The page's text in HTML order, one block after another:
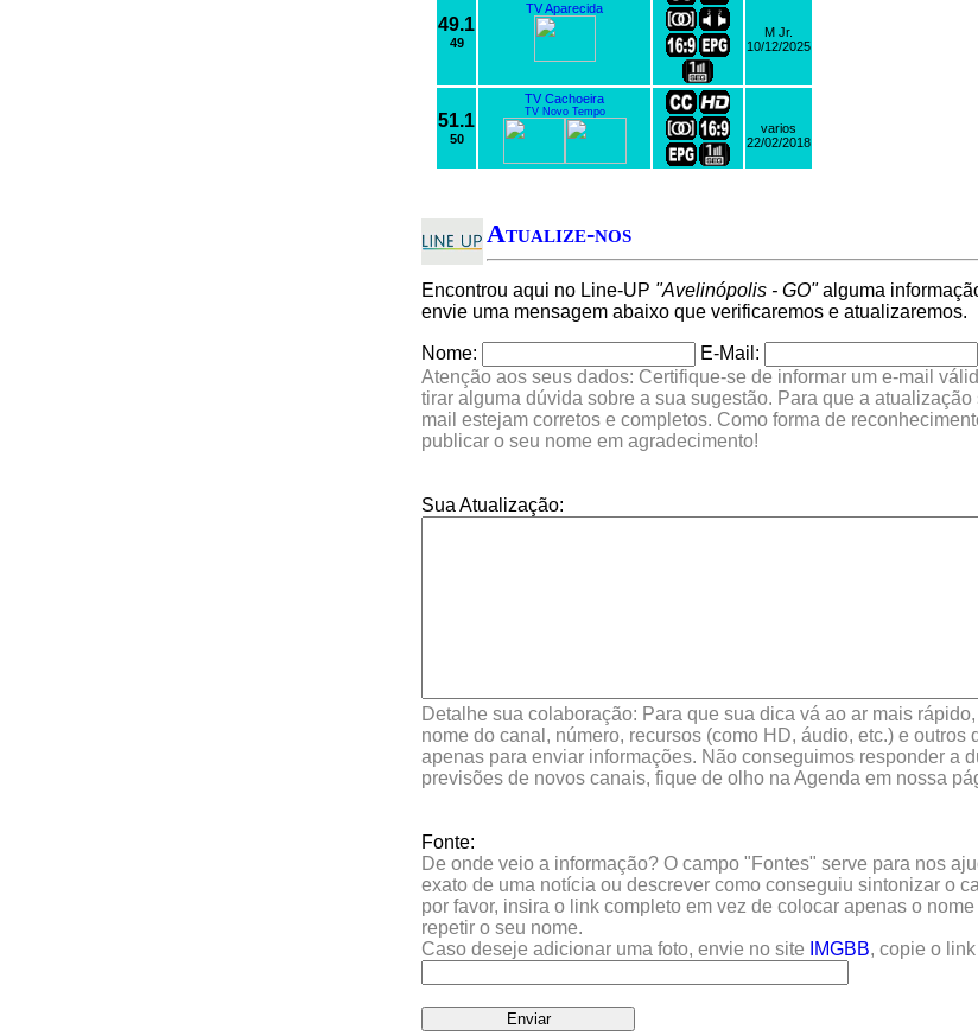
49.1
49
TV Aparecida
M Jr.
10/12/2025
51.1
50
TV Cachoeira
TV Novo Tempo
varios
22/02/2018
Atualize-nos
Encontrou aqui no Line-UP "Avelinópolis - GO"alguma
envie uma mensagem abaixo que verificaremos e atualizaremos.
Nome: E-Mail:
Atenção aos seus dados: Certifique-se de informar um e-mail
tirar alguma dúvida sobre a sua sugestão. Para que a
mail estejam corretos e completos. Como forma de
publicar o seu nome em agradecimento!
Sua Atualização:
Detalhe sua colaboração: Para que sua dica vá ao ar mais
nome do canal, número, recursos (como HD, áudio, etc.) e
apenas para enviar informações. Não conseguimos responder a
previsões de novos canais, fique de olho na Agenda em nossa
Fonte:
De onde veio a informação? O campo "Fontes" serve para nos
exato de uma notícia ou descrever como conseguiu sintonizar o
por favor, insira o link completo em vez de colocar apenas o
repetir o seu nome.
Caso deseje adicionar uma foto, envie no site
IMGBB, copie o